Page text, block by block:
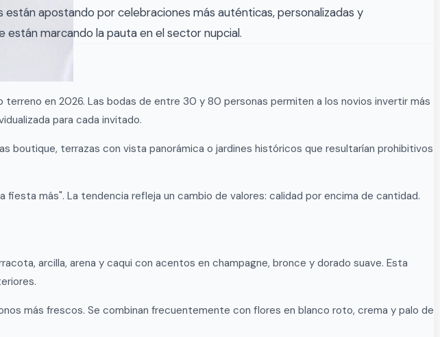
apostando por celebraciones más auténticas, personalizadas y
marcando la pauta en el sector nupcial.
en 2026. Las bodas de entre 30 y 80 personas permiten a los novios invertir más
para cada invitado.
boutique, terrazas con vista panorámica o jardines históricos que resultarían prohibitivos
más". La tendencia refleja un cambio de valores: calidad por encima de cantidad.
arcilla, arena y caqui con acentos en champagne, bronce y dorado suave. Esta
más frescos. Se combinan frecuentemente con flores en blanco roto, crema y palo de